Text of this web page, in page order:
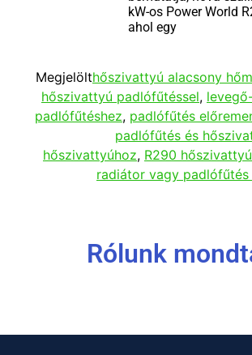
kW-os Power World
ahol egy
Megjelölthőszivattyú alacsony
hőszivattyú padlófűtéssel,
padlófűtéshez, padlófűtés
padlófűtés és
hőszivattyúhoz, R290
radiátor vagy
Rólunk